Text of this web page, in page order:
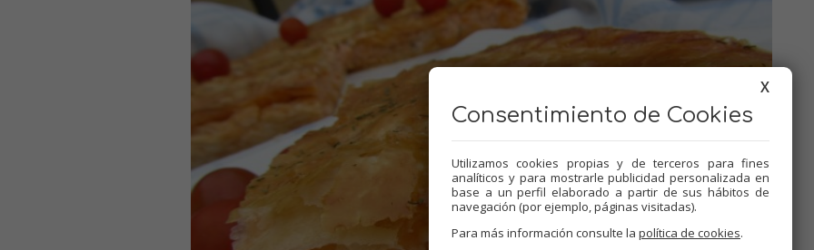
X
Consentimiento de Cookies
Utilizamos cookies propias y de terceros para fines
analíticos y para mostrarle publicidad personalizada en
base a un perfil elaborado a partir de sus hábitos de
navegación (por ejemplo, páginas visitadas).
Para más información consulte la política de cookies.